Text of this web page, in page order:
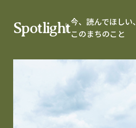
Spotlight今、読んでほしい、
このまちのこと